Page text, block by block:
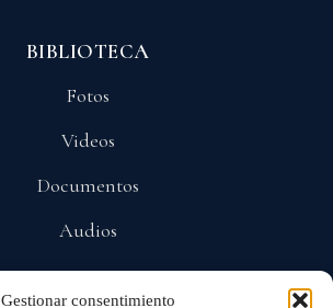
Gestionar consentimiento
BIBLIOTECA
Fotos
Videos
Documentos
Audios